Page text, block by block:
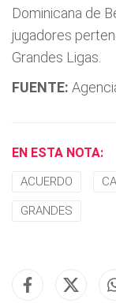
Dominicana de
jugadores
Grandes Ligas.
FUENTE:
EN ESTA NOTA:
ACUERDO
GRANDES